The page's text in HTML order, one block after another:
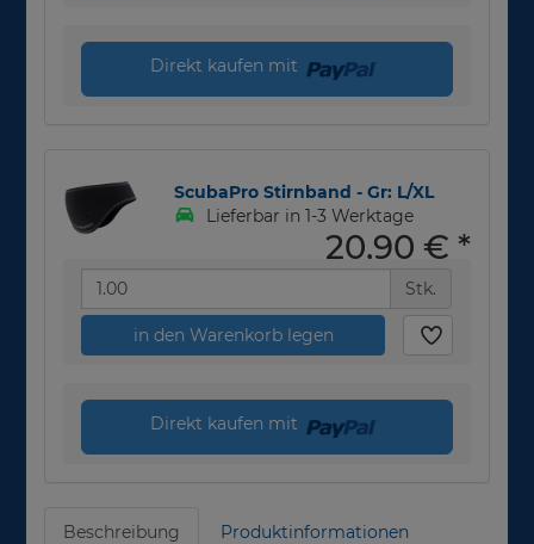
Direkt kaufen mit
ScubaPro Stirnband - Gr: L/XL
Lieferbar in 1-3 Werktage
20,90 € *
Stk.
in den Warenkorb legen
Direkt kaufen mit
Beschreibung Produktinformationen